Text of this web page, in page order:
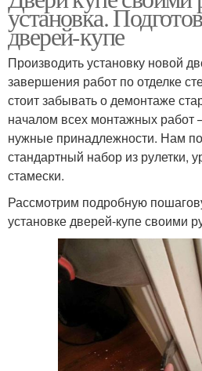
установка.
дверей-купе
Производить установку новой
завершения работ по отделке
стоит забывать о демонтаже
началом всех монтажных работ
нужные принадлежности. Нам
стандартный набор из рулетки,
стамески.
Рассмотрим подробную
установке дверей-купе своими